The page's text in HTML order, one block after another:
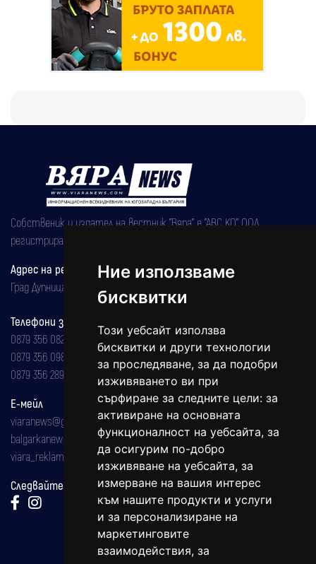
Ние използваме
бисквитки
Този уебсайт използва
бисквитки и други технологии
за проследяване, за да подобри
изживяването ви при
сърфиране за следните цели: за
активиране на основната
функционалност на уебсайта, за
да осигурим по-добро
изживяване на уебсайта, за
измерване на вашия интерес
към нашите продукти и услуги
и за персонализиране на
маркетинговите
взаимодействия, за
Собственик и издател на вестник "Вяра" е "АВС КО" ООД,
регистрирана на 08.05.2002 година.
Адрес на редакцията
Град Дупница, ул.''Христо Ботев" 43
Телефони за реклама и абонаменти
0879 356 082
0879 356 098
0879 356 289
Е-мейл
viaranews@gmail.com
balgarkanews@gmail.com
viara_reklama@mail.bg
Следвайте ни: